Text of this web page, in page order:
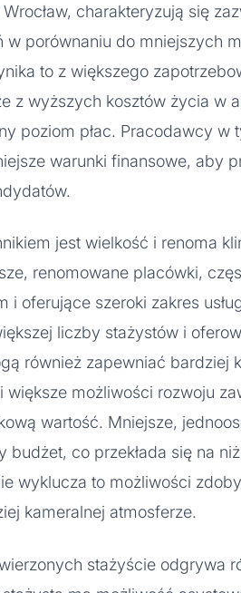
charakteryzują się
w porównaniu do mniejszych
to z większego
z wyższych kosztów życia w
poziom płac. Pracodawcy w
warunki finansowe, aby
jest wielkość i renoma
renomowane placówki,
i oferujące szeroki zakres
liczby stażystów i
również zapewniać bardziej
większe możliwości rozwoju
wartość. Mniejsze,
budżet, co przekłada się na
wyklucza to możliwości
kameralnej atmosferze.
stażyście odgrywa